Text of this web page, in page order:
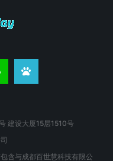
建设大厦15层1510号
含与成都百世慧科技有限公